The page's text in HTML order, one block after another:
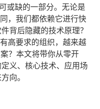
或缺的一部分。无论是
，我们都依赖它进行快
背后隐藏的技术原理？
高要求的组织，越来越
？本文将带你从零开
义、核心技术、应用场
向。